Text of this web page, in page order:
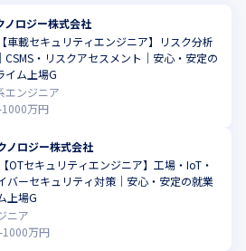
ノロジー株式会社
載セキュリティエンジニア】リスク分析
CSMS・リスクアセスメント｜安心・安定の
イム上場G
エンジニア
1000万円
ノロジー株式会社
セキュリティエンジニア】工場・IoT・
バーセキュリティ対策｜安心・安定の就業
上場G
ニア
-1000万円